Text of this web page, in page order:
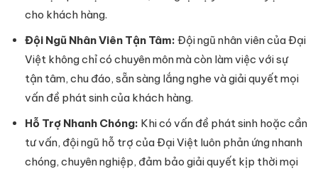
cho khách hàng.
Đội Ngũ Nhân Viên Tận Tâm: Đội ngũ nhân viên của Đại
Việt không chỉ có chuyên môn mà còn làm việc với sự
tận tâm, chu đáo, sẵn sàng lắng nghe và giải quyết mọi
vấn đề phát sinh của khách hàng.
Hỗ Trợ Nhanh Chóng: Khi có vấn đề phát sinh hoặc cần
tư vấn, đội ngũ hỗ trợ của Đại Việt luôn phản ứng nhanh
chóng, chuyên nghiệp, đảm bảo giải quyết kịp thời mọi